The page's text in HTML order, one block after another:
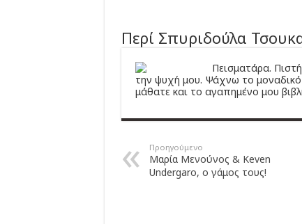
Περί Σπυριδούλα
Πεισματάρα.
την ψυχή μου. Ψάχνω το
μάθατε και το αγαπημένο μου
Προηγούμενο
Μαρία Μενούνος & Keven
Undergaro, ο γάμος τους!